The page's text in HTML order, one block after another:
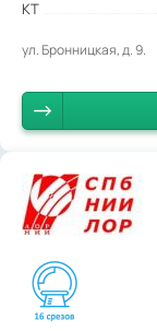
КТ
ул. Бронницкая, д. 9.